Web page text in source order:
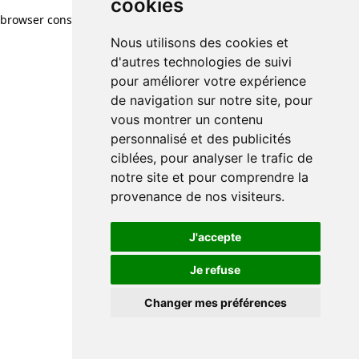
cookies
Nous utilisons des cookies et
d'autres technologies de suivi
pour améliorer votre expérience
de navigation sur notre site, pour
vous montrer un contenu
personnalisé et des publicités
ciblées, pour analyser le trafic de
notre site et pour comprendre la
provenance de nos visiteurs.
J'accepte
Je refuse
Changer mes préférences
browser console for more information)